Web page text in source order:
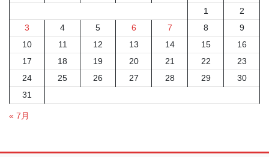
1
2
3
4 5 6 7 8
9
10
11 12 13 14 15
16
17
18 19 20 21 22
23
24
25 26 27 28 29
30
31
« 7月